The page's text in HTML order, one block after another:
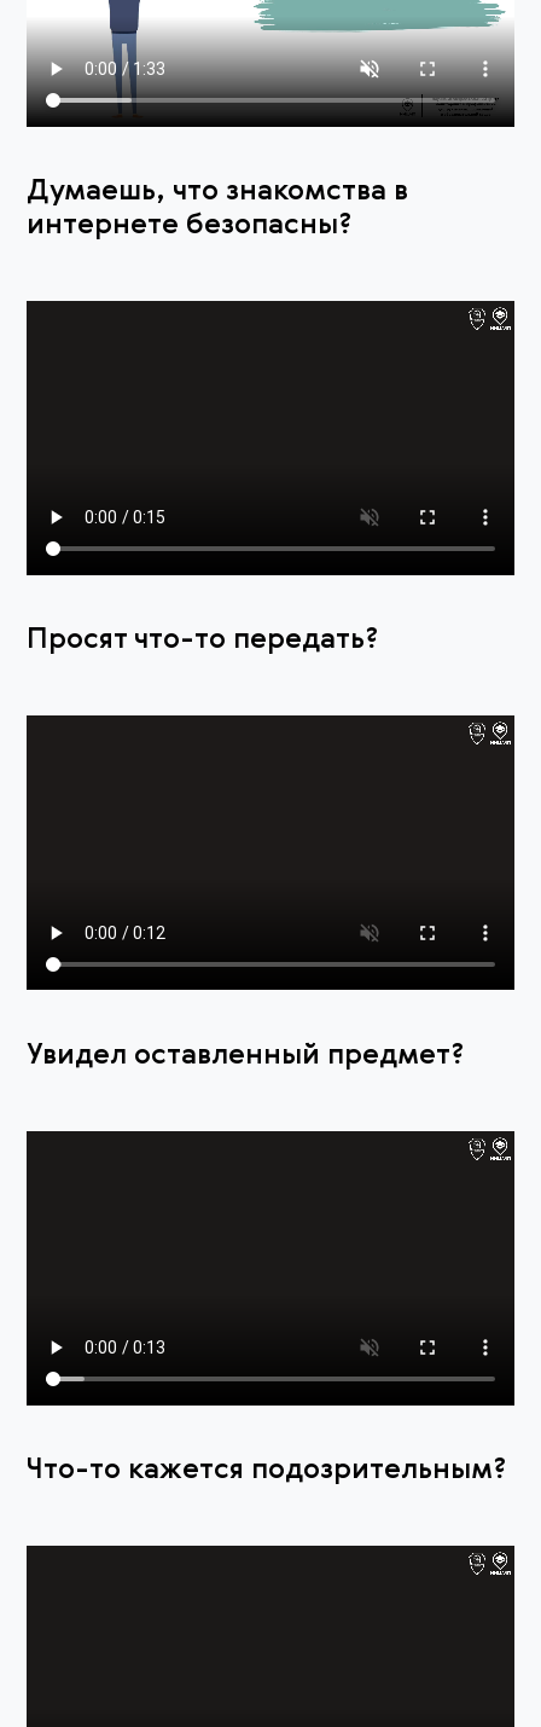
Думаешь, что знакомства в
интернете безопасны?
Просят что-то передать?
Увидел оставленный предмет?
Что-то кажется подозрительным?